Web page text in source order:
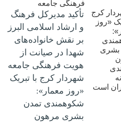
تأکید مدیرکل فرهنگ
و ارشاد اسلامی البرز
بر نقش خانواده‌های
شهدا در صیانت از
هویت فرهنگی جامعه
شهردار کرج با تبریک
«روز معمار»:
شکوهمندی تمدن
بشری مرهون